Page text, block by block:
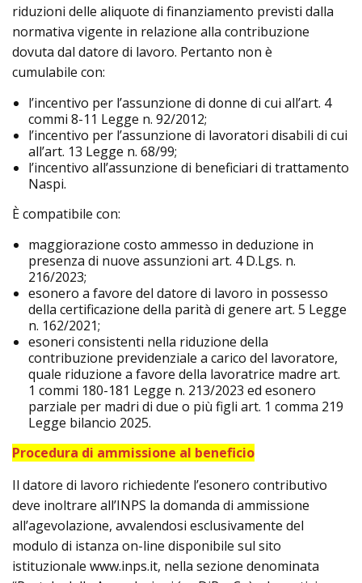
riduzioni delle aliquote di finanziamento previsti dalla
normativa vigente in relazione alla contribuzione
dovuta dal datore di lavoro. Pertanto non è
cumulabile con:
l’incentivo per l’assunzione di donne di cui all’art. 4
commi 8-11 Legge n. 92/2012;
l’incentivo per l’assunzione di lavoratori disabili di cui
all’art. 13 Legge n. 68/99;
l’incentivo all’assunzione di beneficiari di trattamento
Naspi.
È compatibile con:
maggiorazione costo ammesso in deduzione in
presenza di nuove assunzioni art. 4 D.Lgs. n.
216/2023;
esonero a favore del datore di lavoro in possesso
della certificazione della parità di genere art. 5 Legge
n. 162/2021;
esoneri consistenti nella riduzione della
contribuzione previdenziale a carico del lavoratore,
quale riduzione a favore della lavoratrice madre art.
1 commi 180-181 Legge n. 213/2023 ed esonero
parziale per madri di due o più figli art. 1 comma 219
Legge bilancio 2025.
Procedura di ammissione al beneficio
Il datore di lavoro richiedente l’esonero contributivo
deve inoltrare all’INPS la domanda di ammissione
all’agevolazione, avvalendosi esclusivamente del
modulo di istanza on-line disponibile sul sito
istituzionale www.inps.it, nella sezione denominata